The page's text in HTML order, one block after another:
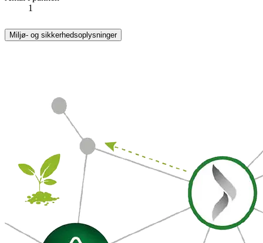
1
Miljø- og sikkerhedsoplysninger